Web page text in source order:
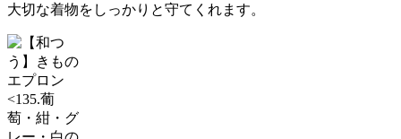
大切な着物をしっかりと守てくれます。